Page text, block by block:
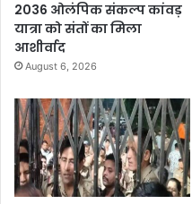
2036 ओलंपिक संकल्प कांवड़
यात्रा को संतों का मिला
आशीर्वाद
August 6, 2026